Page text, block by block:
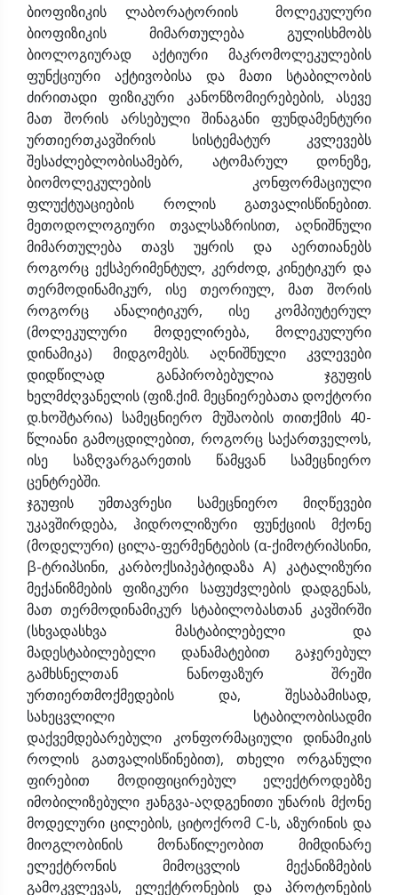
ბიოფიზიკის ლაბორატორიის მოლეკულური
ბიოფიზიკის მიმართულება გულისხმობს
ბიოლოგიურად აქტიური მაკრომოლეკულების
ფუნქციური აქტივობისა და მათი სტაბილობის
ძირითადი ფიზიკური კანონზომიერებების, ასევე
მათ შორის არსებული შინაგანი ფუნდამენტური
ურთიერთკავშირის სისტემატურ კვლევებს
შესაძლებლობისამებრ, ატომარულ დონეზე,
ბიომოლეკულების კონფორმაციული
ფლუქტუაციების როლის გათვალისწინებით.
მეთოდოლოგიური თვალსაზრისით, აღნიშნული
მიმართულება თავს უყრის და აერთიანებს
როგორც ექსპერიმენტულ, კერძოდ, კინეტიკურ და
თერმოდინამიკურ, ისე თეორიულ, მათ შორის
როგორც ანალიტიკურ, ისე კომპიუტერულ
(მოლეკულური მოდელირება, მოლეკულური
დინამიკა) მიდგომებს. აღნიშნული კვლევები
დიდწილად განპირობებულია ჯგუფის
ხელმძღვანელის (ფიზ.ქიმ. მეცნიერებათა დოქტორი
დ.ხოშტარია) სამეცნიერო მუშაობის თითქმის 40-
წლიანი გამოცდილებით, როგორც საქართველოს,
ისე საზღვარგარეთის წამყვან სამეცნიერო
ცენტრებში.
ჯგუფის უმთავრესი სამეცნიერო მიღწევები
უკავშირდება, ჰიდროლიზური ფუნქციის მქონე
(მოდელური) ცილა-ფერმენტების (α-ქიმოტრიპსინი,
β-ტრიპსინი, კარბოქსიპეპტიდაზა A) კატალიზური
მექანიზმების ფიზიკური საფუძვლების დადგენას,
მათ თერმოდინამიკურ სტაბილობასთან კავშირში
(სხვადასხვა მასტაბილებელი და
მადესტაბილებელი დანამატებით გაჯერებულ
გამხსნელთან ნანოფაზურ შრეში
ურთიერთმოქმედების და, შესაბამისად,
სახეცვლილი სტაბილობისადმი
დაქვემდებარებული კონფორმაციული დინამიკის
როლის გათვალისწინებით), თხელი ორგანული
ფირებით მოდიფიცირებულ ელექტროდებზე
იმობილიზებული ჟანგვა-აღდგენითი უნარის მქონე
მოდელური ცილების, ციტოქრომ C-ს, აზურინის და
მიოგლობინის მონაწილეობით მიმდინარე
ელექტრონის მიმოცვლის მექანიზმების
გამოკვლევას, ელექტრონების და პროტონების